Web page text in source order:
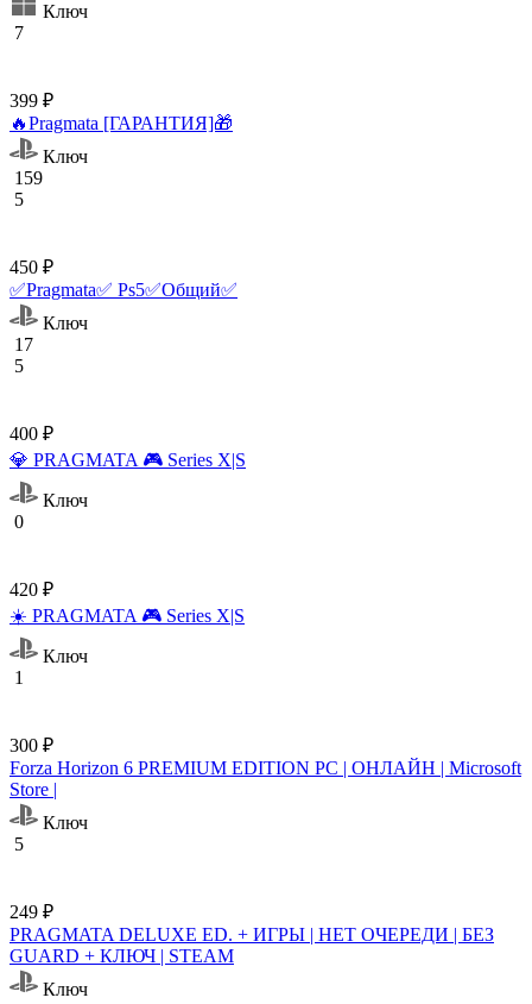
Ключ
7
399 ₽
🔥Pragmata [ГАРАНТИЯ]🎁
Ключ
159
5
450 ₽
✅Pragmata✅ Ps5✅Общий✅
Ключ
17
5
400 ₽
💎 PRAGMATA 🎮 Series X|S
Ключ
0
420 ₽
☀️ PRAGMATA 🎮 Series X|S
Ключ
1
300 ₽
Forza Horizon 6 PREMIUM EDITION PC | ОНЛАЙН | Microsoft
Store |
Ключ
5
249 ₽
PRAGMATA DELUXE ED. + ИГРЫ | НЕТ ОЧЕРЕДИ | БЕЗ
GUARD + КЛЮЧ | STEAM
Ключ